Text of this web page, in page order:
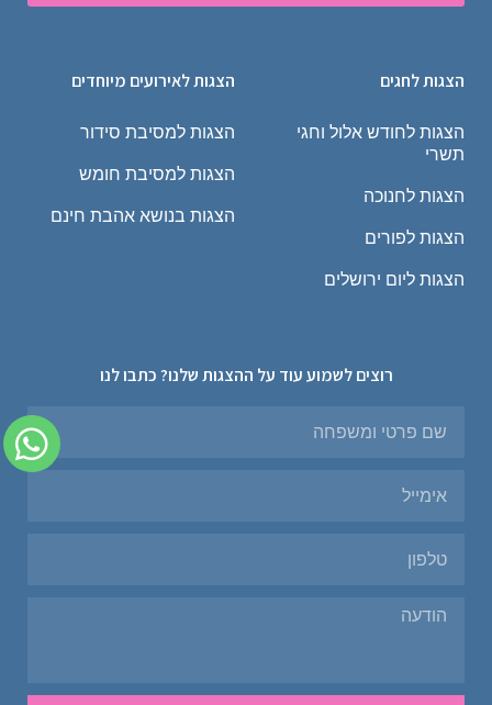
הצגות לחגים
הצגות לחודש אלול וחגי
תשרי
הצגות לחנוכה
הצגות לפורים
הצגות ליום ירושלים
הצגות לאירועים מיוחדים
הצגות למסיבת סידור
הצגות למסיבת חומש
הצגות בנושא אהבת חינם
רוצים לשמוע עוד על ההצגות שלנו? כתבו לנו